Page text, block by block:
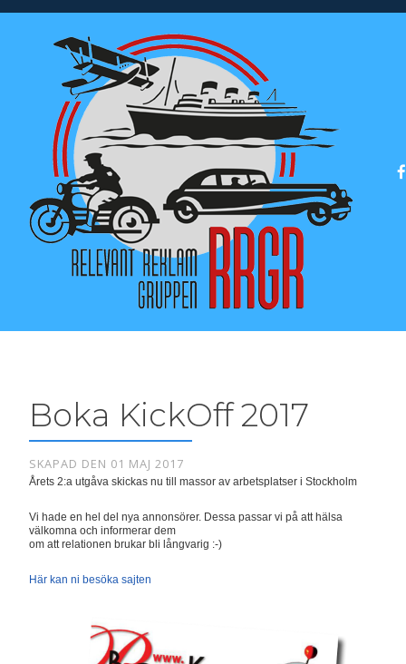
Boka KickOff 2017
SKAPAD DEN 01 MAJ 2017
Årets 2:a utgåva skickas nu till massor av arbetsplatser i Stockholm
Vi hade en hel del nya annonsörer. Dessa passar vi på att hälsa
välkomna och informerar dem
om att relationen brukar bli långvarig :-)
Här kan ni besöka sajten